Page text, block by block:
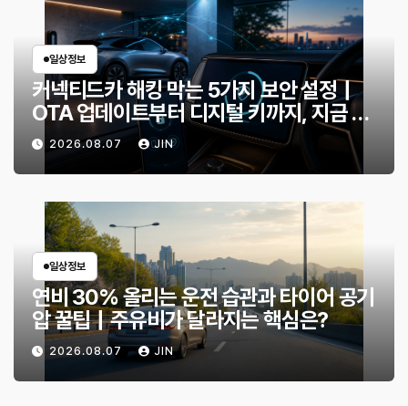
일상정보
커넥티드카 해킹 막는 5가지 보안 설정｜
OTA 업데이트부터 디지털 키까지, 지금 확
인할 것은?
2026.08.07 JIN
일상정보
연비 30% 올리는 운전 습관과 타이어 공기
압 꿀팁｜주유비가 달라지는 핵심은?
2026.08.07 JIN